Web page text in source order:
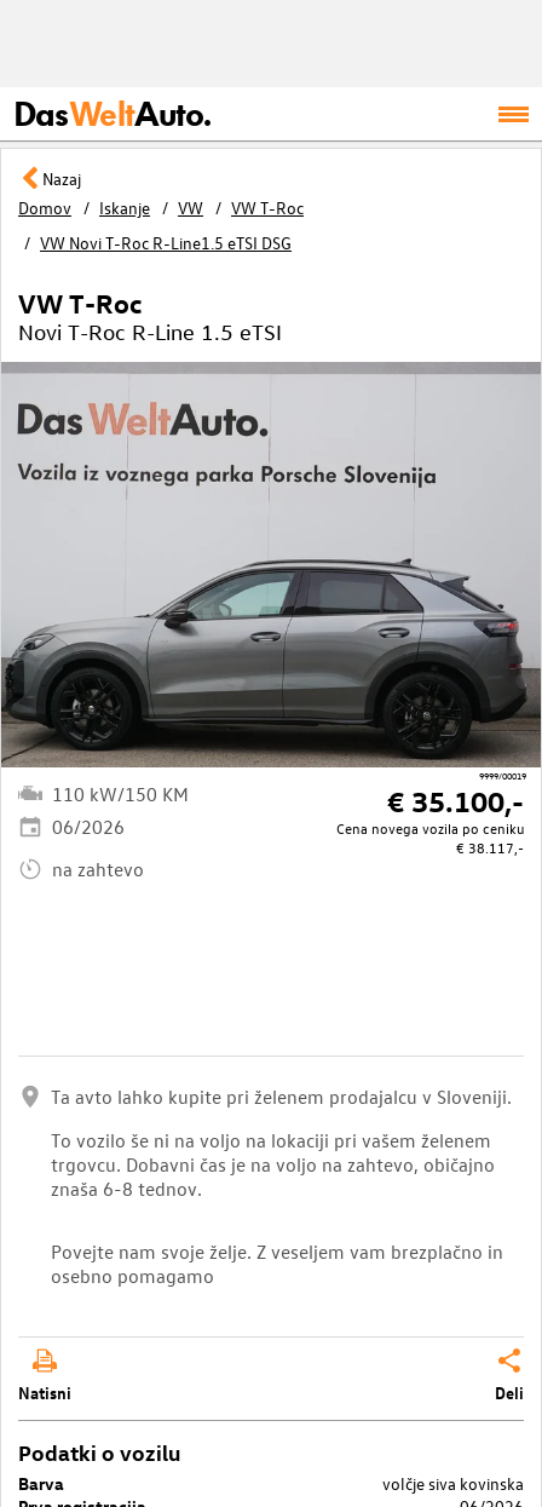
DasWeltAuto.
Nazaj
Domov
Iskanje VW
VW T-Roc
VW Novi T-Roc R-Line1.5 eTSI DSG
9999/00019
VW T-Roc
Novi T-Roc R-Line 1.5 eTSI
110 kW/150 KM
06/2026
na zahtevo
€ 35.100,-
Cena novega vozila po ceniku
€ 38.117,-
Ta avto lahko kupite pri želenem prodajalcu v Sloveniji.
To vozilo še ni na voljo na lokaciji pri vašem želenem
trgovcu. Dobavni čas je na voljo na zahtevo, običajno
znaša 6-8 tednov.
Povejte nam svoje želje. Z veseljem vam brezplačno in
osebno pomagamo
Natisni Deli
Podatki o vozilu
Barva
volčje siva kovinska